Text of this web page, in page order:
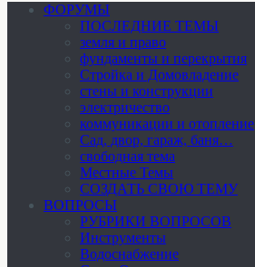
ФОРУМЫ
ПОСЛЕДНИЕ ТЕМЫ
земля и право
фундаменты и перекрытия
Стройка и Домовладение
стены и конструкции
электричество
коммуникации и отопление
Cад, двор, гараж, баня…
свободная тема
Местные Темы
СОЗДАТЬ СВОЮ ТЕМУ
ВОПРОСЫ
РУБРИКИ ВОПРОСОВ
Инструменты
Водоснабжение